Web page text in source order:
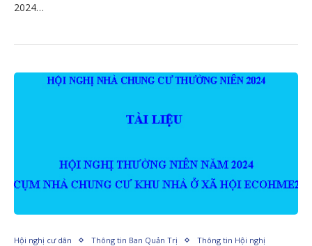
2024…
Hội nghị cư dân Thông tin Ban Quản Trị Thông tin Hội nghị